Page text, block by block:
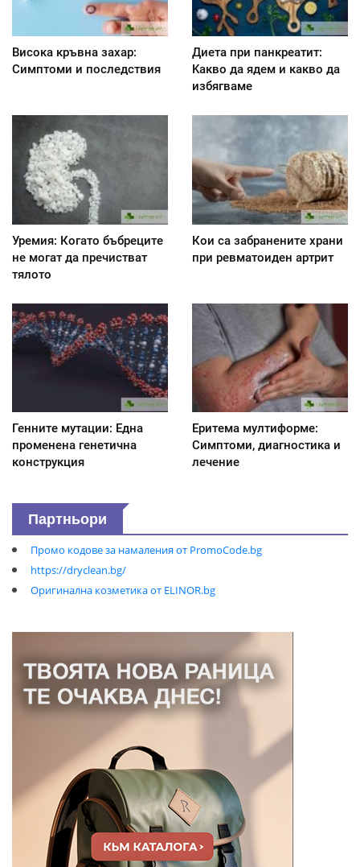
Висока кръвна захар:
Симптоми и последствия
Диета при панкреатит:
Kакво да ядем и какво да
избягваме
Уремия: Когато бъбреците
не могат да пречистват
тялото
Кои са забранените храни
при ревматоиден артрит
Генните мутации: Една
променена генетична
конструкция
Еритема мултиформе:
Симптоми, диагностика и
лечение
Партньори
Промо кодове за намаления от PromoCode.bg
https://dryclean.bg/
Оригинална козметика от ELINOR.bg